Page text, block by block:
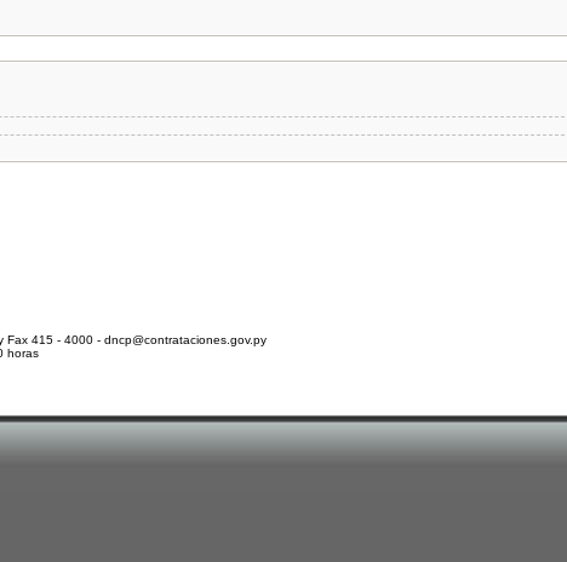
Fax 415 - 4000 - dncp@contrataciones.gov.py
horas